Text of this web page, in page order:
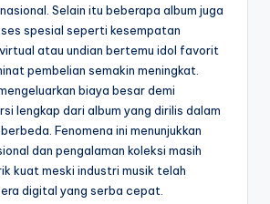
Selain itu beberapa album juga
spesial seperti kesempatan
atau undian bertemu idol favorit
pembelian semakin meningkat.
biaya besar demi
lengkap dari album yang dirilis dalam
Fenomena ini menunjukkan
dan pengalaman koleksi masih
kuat meski industri musik telah
digital yang serba cepat.